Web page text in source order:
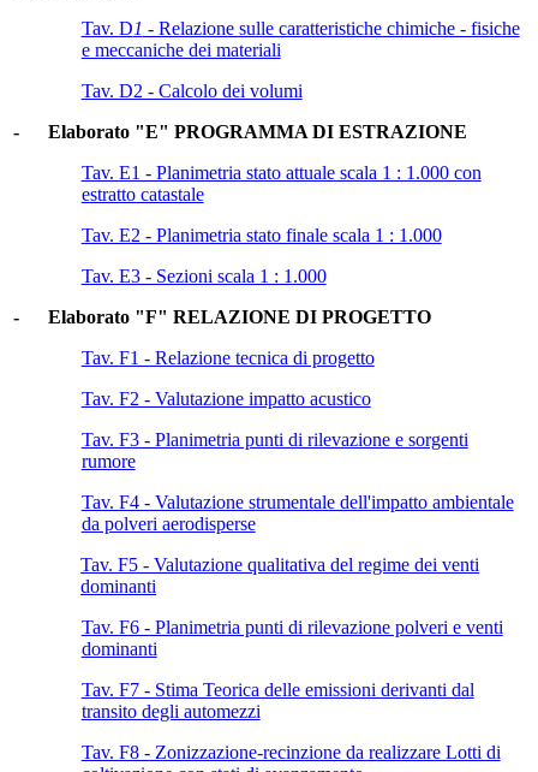
Tav. D1 - Relazione sulle caratteristiche chimiche - fisiche
e meccaniche dei materiali
Tav. D2 - Calcolo dei volumi
- Elaborato "E" PROGRAMMA DI ESTRAZIONE
Tav. E1 - Planimetria stato attuale scala 1 : 1.000 con
estratto catastale
Tav. E2 - Planimetria stato finale scala 1 : 1.000
Tav. E3 - Sezioni scala 1 : 1.000
- Elaborato "F" RELAZIONE DI PROGETTO
Tav. F1 - Relazione tecnica di progetto
Tav. F2 - Valutazione impatto acustico
Tav. F3 - Planimetria punti di rilevazione e sorgenti
rumore
Tav. F4 - Valutazione strumentale dell'impatto ambientale
da polveri aerodisperse
Tav. F5 - Valutazione qualitativa del regime dei venti
dominanti
Tav. F6 - Planimetria punti di rilevazione polveri e venti
dominanti
Tav. F7 - Stima Teorica delle emissioni derivanti dal
transito degli automezzi
Tav. F8 - Zonizzazione-recinzione da realizzare Lotti di